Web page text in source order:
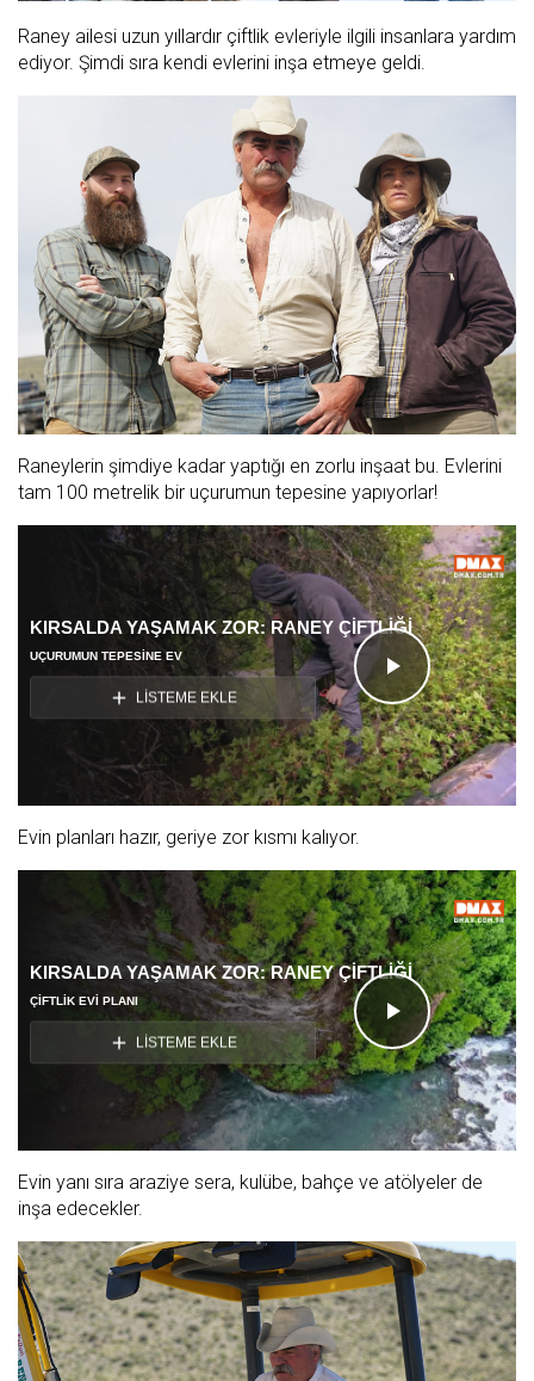
Raney ailesi uzun yıllardır çiftlik evleriyle ilgili insanlara yardım
ediyor. Şimdi sıra kendi evlerini inşa etmeye geldi.
Raneylerin şimdiye kadar yaptığı en zorlu inşaat bu. Evlerini
tam 100 metrelik bir uçurumun tepesine yapıyorlar!
Videoyu
Oynat
KIRSALDA YAŞAMAK ZOR: RANEY ÇİFTLİĞİ
UÇURUMUN TEPESINE EV
LİSTEME EKLE
Evin planları hazır, geriye zor kısmı kalıyor.
Videoyu
Oynat
KIRSALDA YAŞAMAK ZOR: RANEY ÇİFTLİĞİ
ÇIFTLIK EVI PLANI
LİSTEME EKLE
Evin yanı sıra araziye sera, kulübe, bahçe ve atölyeler de
inşa edecekler.